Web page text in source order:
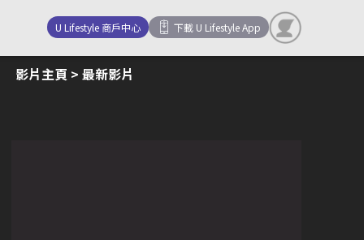
U Lifestyle 商戶中心 下載 U Lifestyle App
影片主頁 > 最新影片